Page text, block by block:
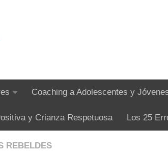
Coaching a Adolescentes y
y Crianza Respetuosa Los 25
REBELDES